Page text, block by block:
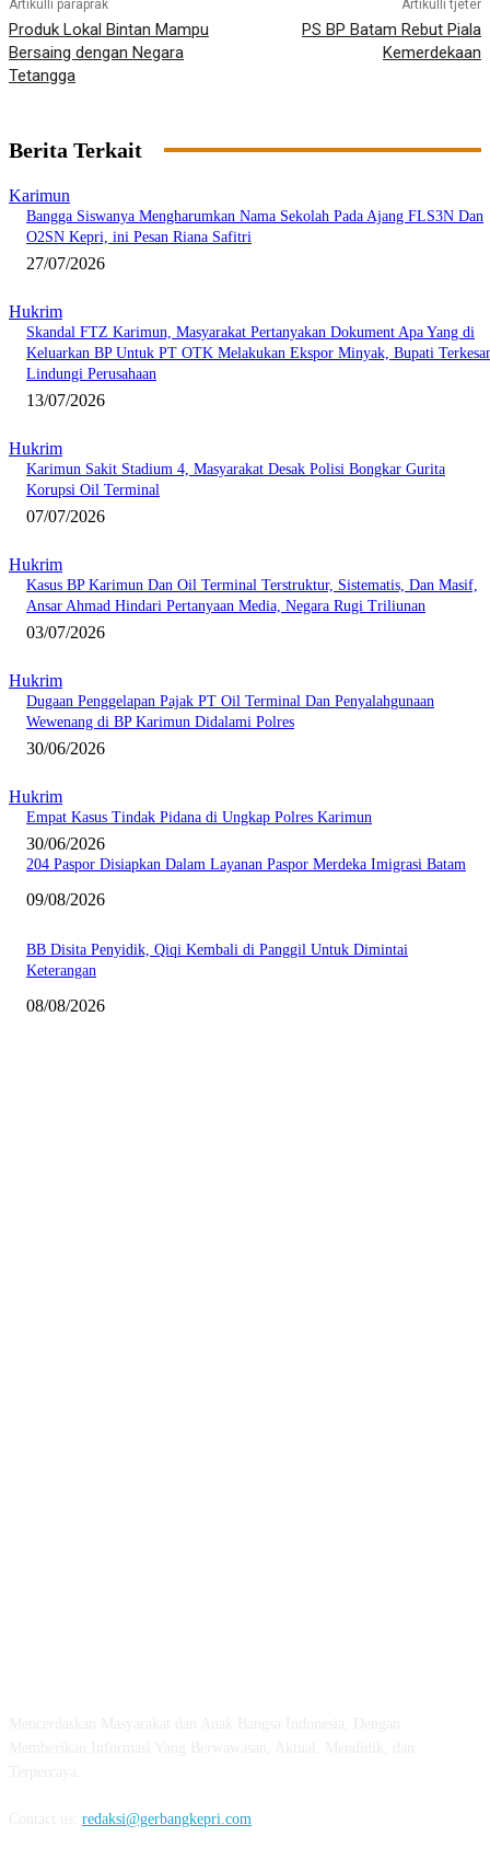
Artikulli paraprak
Produk Lokal Bintan Mampu
Bersaing dengan Negara
Tetangga
Artikulli tjetër
PS BP Batam Rebut Piala
Kemerdekaan
Berita Terkait
Karimun
Bangga Siswanya Mengharumkan Nama Sekolah Pada Ajang FLS3N Dan
O2SN Kepri, ini Pesan Riana Safitri
27/07/2026
Hukrim
Skandal FTZ Karimun, Masyarakat Pertanyakan Dokument Apa Yang di
Keluarkan BP Untuk PT OTK Melakukan Ekspor Minyak, Bupati
Lindungi Perusahaan
13/07/2026
Hukrim
Karimun Sakit Stadium 4, Masyarakat Desak Polisi Bongkar Gurita
Korupsi Oil Terminal
07/07/2026
Hukrim
Kasus BP Karimun Dan Oil Terminal Terstruktur, Sistematis, Dan Masif,
Ansar Ahmad Hindari Pertanyaan Media, Negara Rugi Triliunan
03/07/2026
Hukrim
Dugaan Penggelapan Pajak PT Oil Terminal Dan Penyalahgunaan
Wewenang di BP Karimun Didalami Polres
30/06/2026
Hukrim
Empat Kasus Tindak Pidana di Ungkap Polres Karimun
30/06/2026
204 Paspor Disiapkan Dalam Layanan Paspor Merdeka Imigrasi Batam
09/08/2026
BB Disita Penyidik, Qiqi Kembali di Panggil Untuk Dimintai
Keterangan
08/08/2026
redaksi@gerbangkepri.com